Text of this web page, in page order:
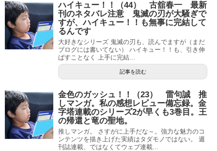
ハイキュー！！（44） 古舘春一 最新
刊のネタバレ注意 鬼滅の刃が大騒ぎで
すが、ハイキュー！！も無事に完結して
るんです
大好きなシリーズ 鬼滅の刃も、読んでますが（まだ
ブログには書いてない） ハイキュー！！も、引き伸
ばすことなく 上手に完結...
記事を読む
金色のガッシュ！！（23） 雷句誠 推
しマンガ。私の感想レビュー備忘録。金
字塔連載のシリーズ2が早くも3巻目。王
の帰還と竜の聖地。
推しマンガ。 さすがに上手だな～。強力な魅力のコ
ンテンツを描き上げた実績はタダモノではない。 週
刊誌連載、ではなくてウェブ連載...